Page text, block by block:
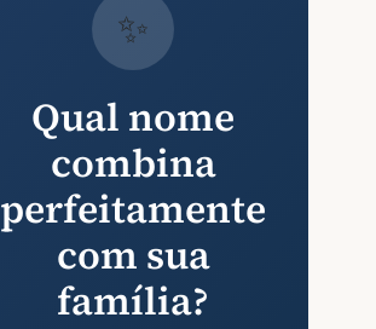
✨
Qual nome
combina
perfeitamente
com sua
família?